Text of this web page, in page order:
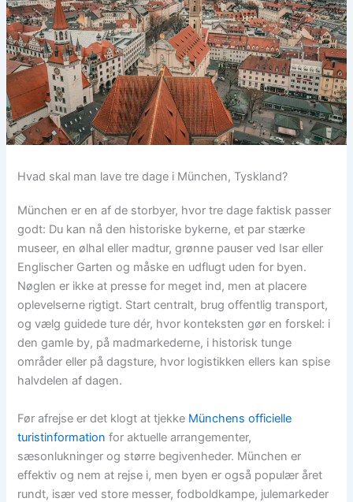
Hvad skal man lave tre dage i München, Tyskland?
München er en af de storbyer, hvor tre dage faktisk passer
godt: Du kan nå den historiske bykerne, et par stærke
museer, en ølhal eller madtur, grønne pauser ved Isar eller
Englischer Garten og måske en udflugt uden for byen.
Nøglen er ikke at presse for meget ind, men at placere
oplevelserne rigtigt. Start centralt, brug offentlig transport,
og vælg guidede ture dér, hvor konteksten gør en forskel: i
den gamle by, på madmarkederne, i historisk tunge
områder eller på dagsture, hvor logistikken ellers kan spise
halvdelen af dagen.
Før afrejse er det klogt at tjekke Münchens officielle
turistinformation for aktuelle arrangementer,
sæsonlukninger og større begivenheder. München er
effektiv og nem at rejse i, men byen er også populær året
rundt, især ved store messer, fodboldkampe, julemarkeder